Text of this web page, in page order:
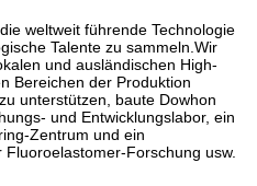
weltweit führende Technologie
Talente zu sammeln.Wir
und ausländischen High-
Bereichen der Produktion
unterstützen, baute Dowhon
und Entwicklungslabor, ein
Zentrum und ein
Forschung usw.